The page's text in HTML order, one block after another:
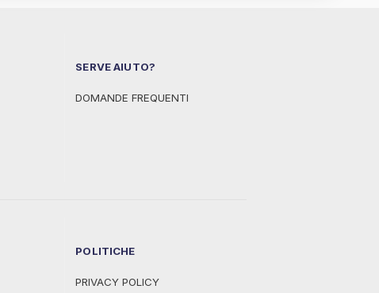
SERVE AIUTO?
DOMANDE FREQUENTI
POLITICHE
PRIVACY POLICY